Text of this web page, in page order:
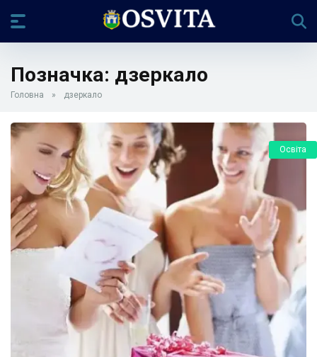
Позначка: дзеркало
Головна » дзеркало
Освіта